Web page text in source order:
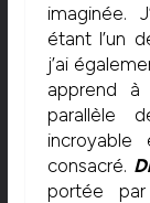
imaginée.
étant l’un
j’ai
apprend à
parallèle
incroyable
consacré.
portée